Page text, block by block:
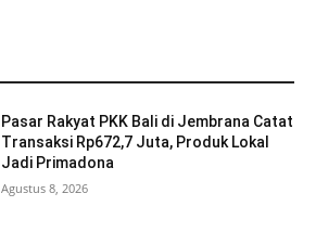
Pasar Rakyat PKK Bali di Jembrana Catat
Transaksi Rp672,7 Juta, Produk Lokal
Jadi Primadona
Agustus 8, 2026